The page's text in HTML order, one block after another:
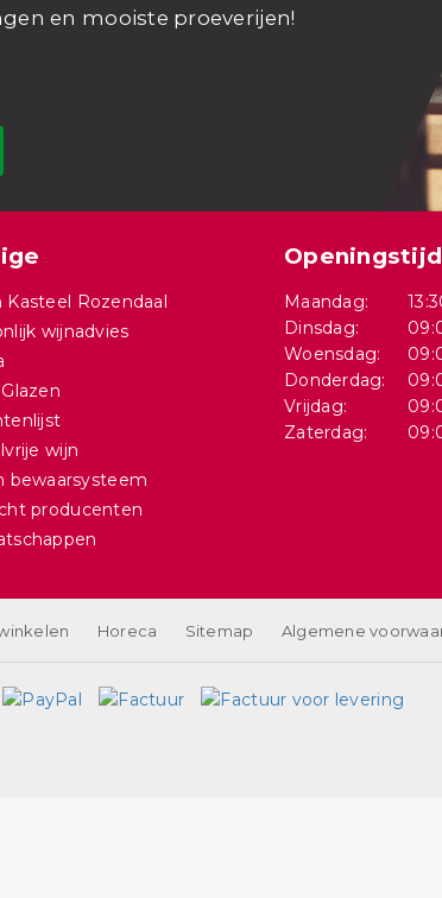
en mooiste proeverijen!
Kasteel Rozendaal
wijnadvies
wijn
bewaarsysteem
producenten
Maandag:
Dinsdag:
Woensdag:
Donderdag:
Vrijdag:
Zaterdag:
Horeca Sitemap Algemene